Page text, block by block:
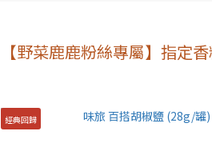
【野菜鹿鹿粉絲專屬】指定
經典回歸